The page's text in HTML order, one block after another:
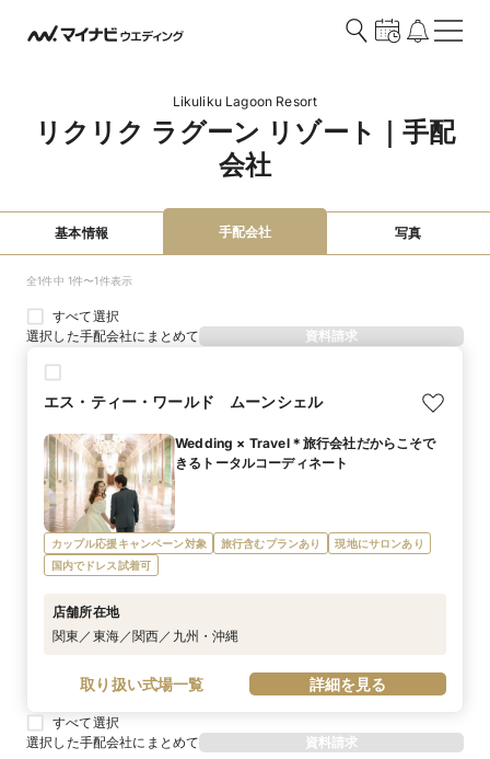
Likuliku Lagoon Resort
リクリク ラグーン リゾート｜手配
会社
基本情報 手配会社 写真
全1件中 1件〜1件表示
すべて選択
選択した手配会社にまとめて
資料請求
エス・ティー・ワールド ムーンシェル
Wedding × Travel＊旅行会社だからこそで
きるトータルコーディネート
カップル応援キャンペーン対象 旅行含むプランあり
現地にサロンあり
国内でドレス試着可
店舗所在地
関東／東海／関西／九州・沖縄
取り扱い式場一覧 詳細を見る
すべて選択
選択した手配会社にまとめて
資料請求